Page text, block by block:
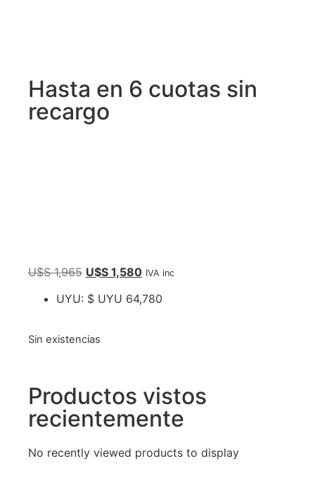
Hasta en 6 cuotas sin
recargo
U$S1,965 U$S 1,580 IVA inc
UYU: $ UYU 64,780
Sin existencias
Productos vistos
recientemente
No recently viewed products to display